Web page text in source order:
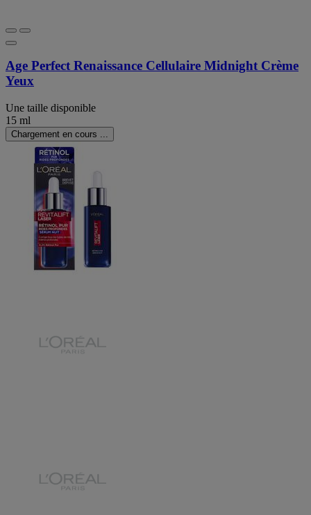
Age Perfect Renaissance Cellulaire​ Midnight Crème
Yeux
Une taille disponible
15 ml
Chargement en cours ...